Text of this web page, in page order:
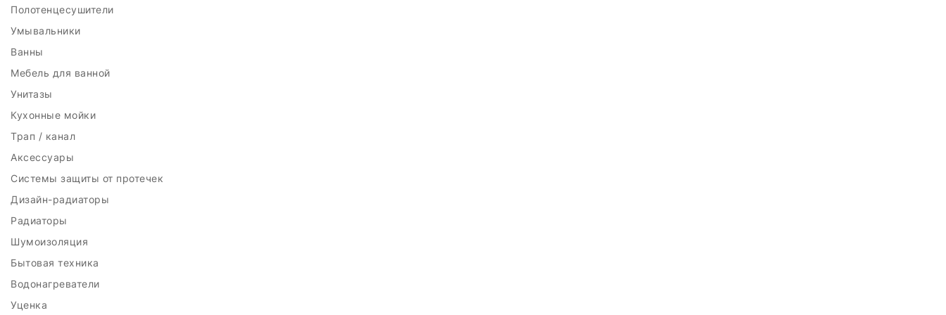
Полотенцесушители
Умывальники
Ванны
Мебель для ванной
Унитазы
Кухонные мойки
Трап / канал
Аксессуары
Системы защиты от протечек
Дизайн-радиаторы
Радиаторы
Шумоизоляция
Бытовая техника
Водонагреватели
Уценка